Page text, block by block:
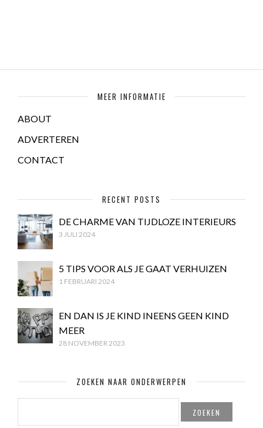
MEER INFORMATIE
ABOUT
ADVERTEREN
CONTACT
RECENT POSTS
DE CHARME VAN TIJDLOZE INTERIEURS
3 JULI 2024
5 TIPS VOOR ALS JE GAAT VERHUIZEN
1 FEBRUARI 2024
EN DAN IS JE KIND INEENS GEEN KIND
MEER
28 NOVEMBER 2023
ZOEKEN NAAR ONDERWERPEN
ZOEKEN